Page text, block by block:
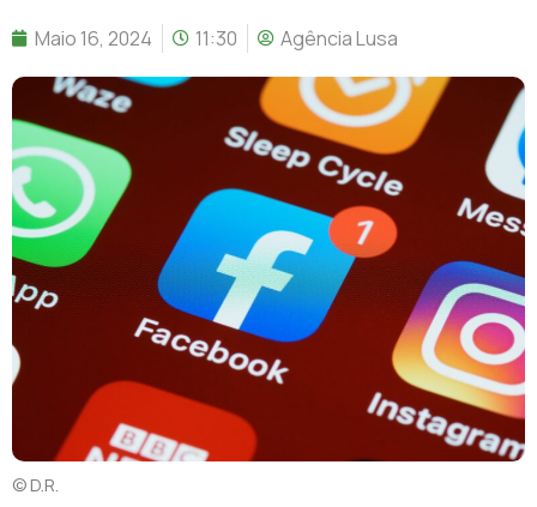
Maio 16, 2024 11:30 Agência Lusa
© D.R.